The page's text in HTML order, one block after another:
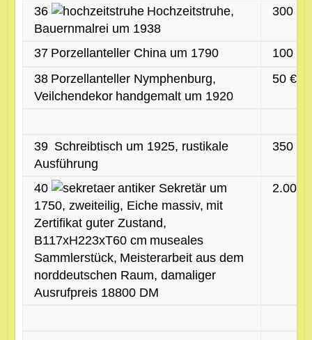
36
Hochzeitstruhe,
Bauernmalrei um 1938
300 €
37 Porzellanteller China um 1790
100 €
38 Porzellanteller Nymphenburg,
Veilchendekor handgemalt um 1920
50 €
39 Schreibtisch um 1925, rustikale
Ausführung
350 €
40
antiker Sekretär um
1750, zweiteilig, Eiche massiv, mit
Zertifikat guter Zustand,
B117xH223xT60 cm museales
Sammlerstück, Meisterarbeit aus dem
norddeutschen Raum, damaliger
Ausrufpreis 18800 DM
2.000